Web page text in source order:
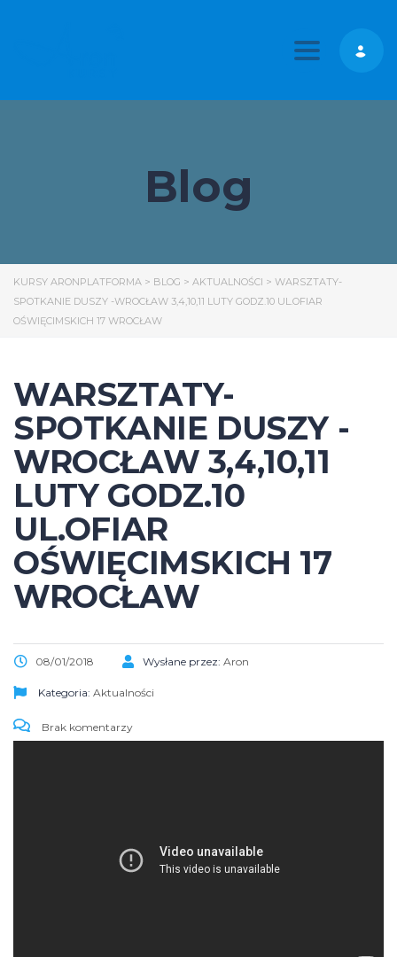
Toggle
Blog
KURSY ARONPLATFORMA > BLOG > AKTUALNOŚCI > WARSZTATY-
SPOTKANIE DUSZY -WROCŁAW 3,4,10,11 LUTY GODZ.10 UL.OFIAR
OŚWIĘCIMSKICH 17 WROCŁAW
WARSZTATY-
SPOTKANIE DUSZY -
WROCŁAW 3,4,10,11
LUTY GODZ.10
UL.OFIAR
OŚWIĘCIMSKICH 17
WROCŁAW
08/01/2018 Wysłane przez: Aron
Kategoria: Aktualności
Brak komentarzy